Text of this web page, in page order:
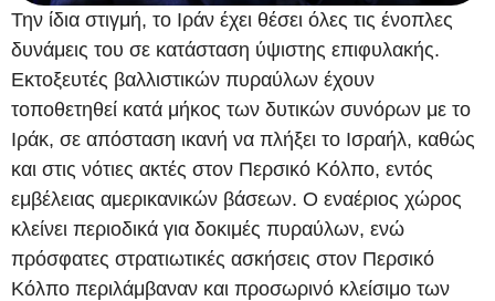
Την ίδια στιγμή, το Ιράν έχει θέσει όλες τις ένοπλες
δυνάμεις του σε κατάσταση ύψιστης επιφυλακής.
Εκτοξευτές βαλλιστικών πυραύλων έχουν
τοποθετηθεί κατά μήκος των δυτικών συνόρων με το
Ιράκ, σε απόσταση ικανή να πλήξει το Ισραήλ, καθώς
και στις νότιες ακτές στον Περσικό Κόλπο, εντός
εμβέλειας αμερικανικών βάσεων. Ο εναέριος χώρος
κλείνει περιοδικά για δοκιμές πυραύλων, ενώ
πρόσφατες στρατιωτικές ασκήσεις στον Περσικό
Κόλπο περιλάμβαναν και προσωρινό κλείσιμο των